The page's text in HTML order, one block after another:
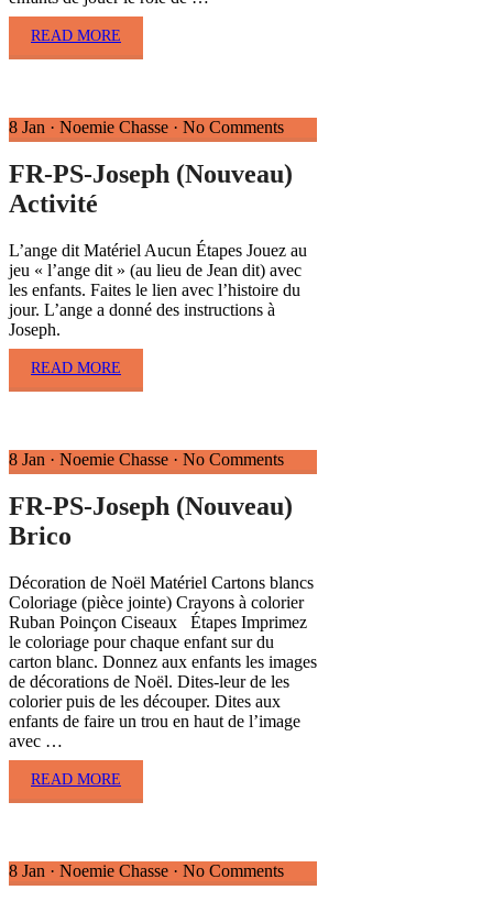
READ MORE
8 Jan · Noemie Chasse · No Comments
FR-PS-Joseph (Nouveau)
Activité
L’ange dit Matériel Aucun Étapes Jouez au
jeu « l’ange dit » (au lieu de Jean dit) avec
les enfants. Faites le lien avec l’histoire du
jour. L’ange a donné des instructions à
Joseph.
READ MORE
8 Jan · Noemie Chasse · No Comments
FR-PS-Joseph (Nouveau)
Brico
Décoration de Noël Matériel Cartons blancs
Coloriage (pièce jointe) Crayons à colorier
Ruban Poinçon Ciseaux Étapes Imprimez
le coloriage pour chaque enfant sur du
carton blanc. Donnez aux enfants les images
de décorations de Noël. Dites-leur de les
colorier puis de les découper. Dites aux
enfants de faire un trou en haut de l’image
avec …
READ MORE
8 Jan · Noemie Chasse · No Comments